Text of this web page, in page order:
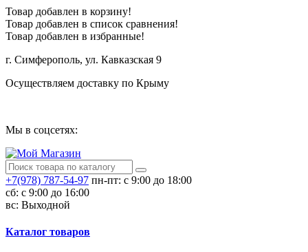
Товар добавлен в корзину!
Товар добавлен в список сравнения!
Товар добавлен в избранные!
г. Симферополь, ул. Кавказская 9
Осуществляем доставку по Крыму
Мы в соцсетях:
+7(978) 787-54-97 пн-пт: с 9:00 до 18:00
сб: c 9:00 до 16:00
вс: Выходной
Каталог товаров